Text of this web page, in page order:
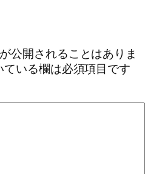
公開されることはありま
ている欄は必須項目です